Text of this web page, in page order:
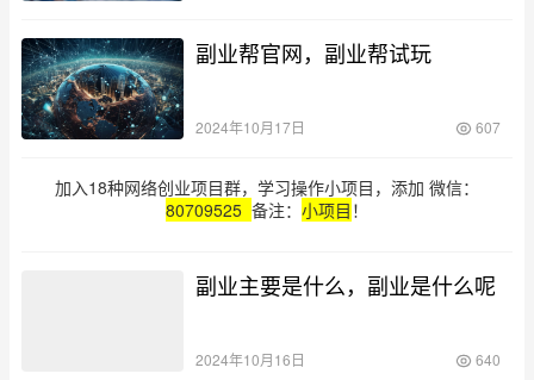
副业帮官网，副业帮试玩
2024年10月17日 607
加入18种网络创业项目群，学习操作小项目，添加 微信：
80709525 备注： 小项目 ！
副业主要是什么，副业是什么呢
2024年10月16日 640